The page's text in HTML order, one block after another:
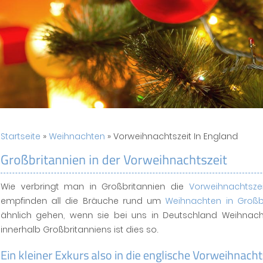
Startseite » Weihnachten » Vorweihnachtszeit In England
Großbritannien in der Vorweihnachtszeit
Wie verbringt man in Großbritannien die
empfinden all die Bräuche rund umWeihnachten in
ähnlich gehen, wenn sie bei uns in Deutschland
innerhalb Großbritanniens ist dies so.
Ein kleiner Exkurs also in die englische